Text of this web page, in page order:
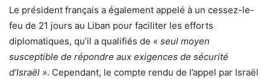
Le président français a également appelé à un cessez-le-
feu de 21 jours au Liban pour faciliter les efforts
diplomatiques, qu’il a qualifiés de « seul moyen
susceptible de répondre aux exigences de sécurité
d’Israël ». Cependant, le compte rendu de l’appel par Israël